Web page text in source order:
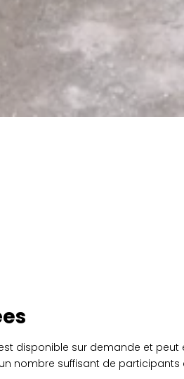
disponible sur demande et
nombre suffisant de